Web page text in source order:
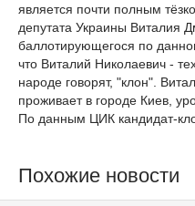
является почти полным
депутата Украины Виталия
баллотирующегося по
что Виталий Николаевич -
народе говорят, "клон".
проживает в городе Киев,
По данным ЦИК кандидат-
Похожие новости